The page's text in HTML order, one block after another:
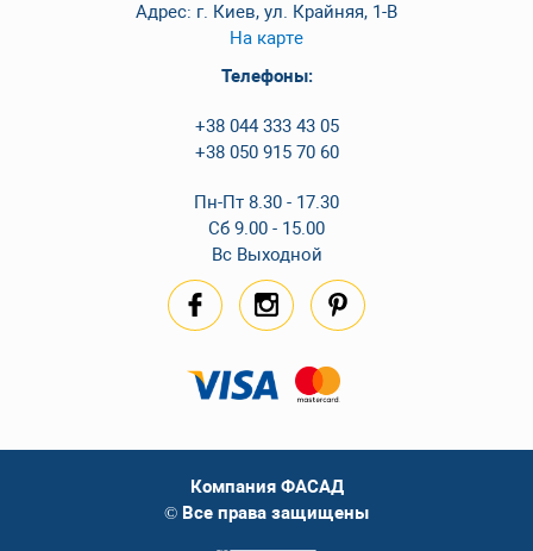
Адрес: г. Киев, ул. Крайняя, 1-В
На карте
Телефоны:
+38 044 333 43 05
+38 050 915 70 60
Пн-Пт 8.30 - 17.30
Сб 9.00 - 15.00
Вс Выходной
Компания ФАСАД
© Все права защищены